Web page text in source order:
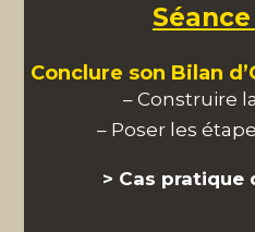
Conclure son Bilan
– Construire
– Poser les
> Cas pratique